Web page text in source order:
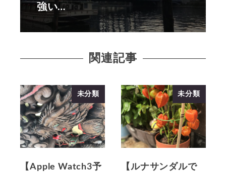
強い…
関連記事
未分類
【Apple Watch3予
未分類
【ルナサンダルで